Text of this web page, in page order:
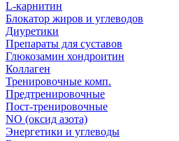
L-карнитин
Блокатор жиров и углеводов
Диуретики
Препараты для суставов
Глюкозамин хондроитин
Коллаген
Тренировочные комп.
Предтренировочные
Пост-тренировочные
NO (оксид азота)
Энергетики и углеводы